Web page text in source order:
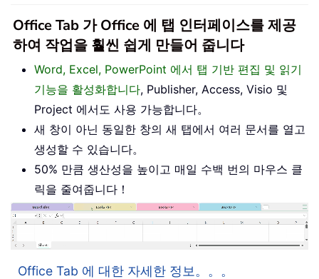
Office Tab 가 Office 에 탭 인터페이스를 제공
하여 작업을 훨씬 쉽게 만들어 줍니다
Word, Excel, PowerPoint 에서 탭 기반 편집 및 읽기
기능을 활성화합니다, Publisher, Access, Visio 및
Project 에서도 사용 가능합니다。
새 창이 아닌 동일한 창의 새 탭에서 여러 문서를 열고
생성할 수 있습니다。
50% 만큼 생산성을 높이고 매일 수백 번의 마우스 클
릭을 줄여줍니다！
Office Tab 에 대한 자세한 정보。。。